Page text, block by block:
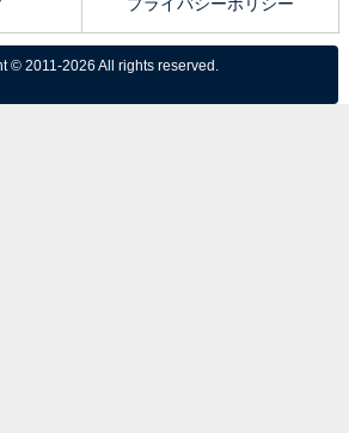
© 2011-2026 All rights reserved.